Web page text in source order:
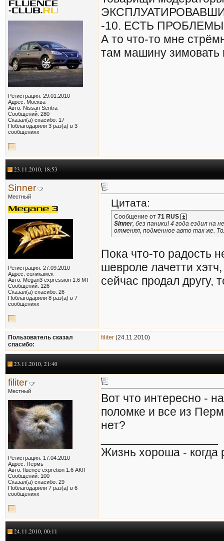
Регистрация: 29.01.2010
Адрес: Москва
Авто: Nissan Sentra
Сообщений: 280
Сказал(а) спасибо: 17
Поблагодарили 3 раз(а) в 3
сообщениях
-10. ЕСТЬ
А то что-то мне
там машину зимовать
23.11.2010, 18:53
Sinner
Местный
Регистрация: 27.09.2010
Адрес: соликамск
Авто: Megan3 expression 1.6 MT
Сообщений: 126
Сказал(а) спасибо: 26
Поблагодарили 8 раз(а) в 7
сообщениях
Цитата:
Сообщение от 71 RUS
Sinner, без паники! 4 года ездил на
отменял, подменное авто так же.
Пока что-то радость
шевроле лачетти
сейчас продал другу,
Пользователь сказал
cпасибо:
filiter (24.11.2010)
23.11.2010, 21:40
filiter
Местный
Регистрация: 17.04.2010
Адрес: Пермь
Авто: fluence expretion 1.6 АКП
Сообщений: 100
Сказал(а) спасибо: 29
Поблагодарили 7 раз(а) в 6
сообщениях
Вот что интересно -
поломке и все из
нет?
Жизнь хороша - когда
24.11.2010, 00:11